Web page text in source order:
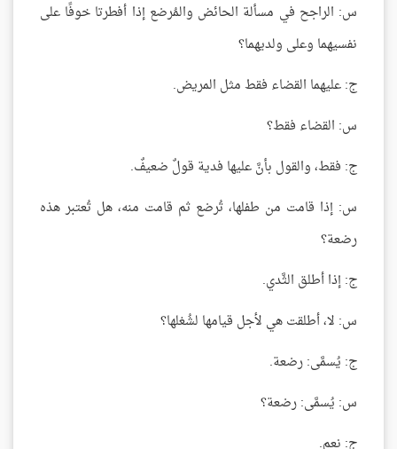
س: الراجح في مسألة الحائض والمُرضع إذا أفطرتا خوفًا على
نفسيهما وعلى ولديهما؟
ج: عليهما القضاء فقط مثل المريض.
س: القضاء فقط؟
ج: فقط، والقول بأنَّ عليها فدية قولٌ ضعيفٌ.
س: إذا قامت من طفلها، تُرضع ثم قامت منه، هل تُعتبر هذه
رضعة؟
ج: إذا أطلق الثَّدي.
س: لا، أطلقت هي لأجل قيامها لشُغلها؟
ج: يُسمَّى: رضعة.
س: يُسمَّى: رضعة؟